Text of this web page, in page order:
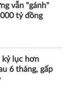
vẫn "gánh"
tỷ đồng
kỷ lục hơn
6 tháng, gấp